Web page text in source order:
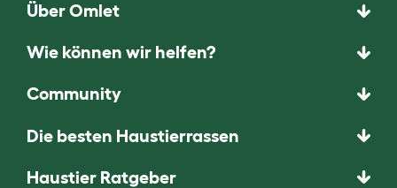
Über Omlet
Wie können wir helfen?
Community
Die besten Haustierrassen
Haustier Ratgeber